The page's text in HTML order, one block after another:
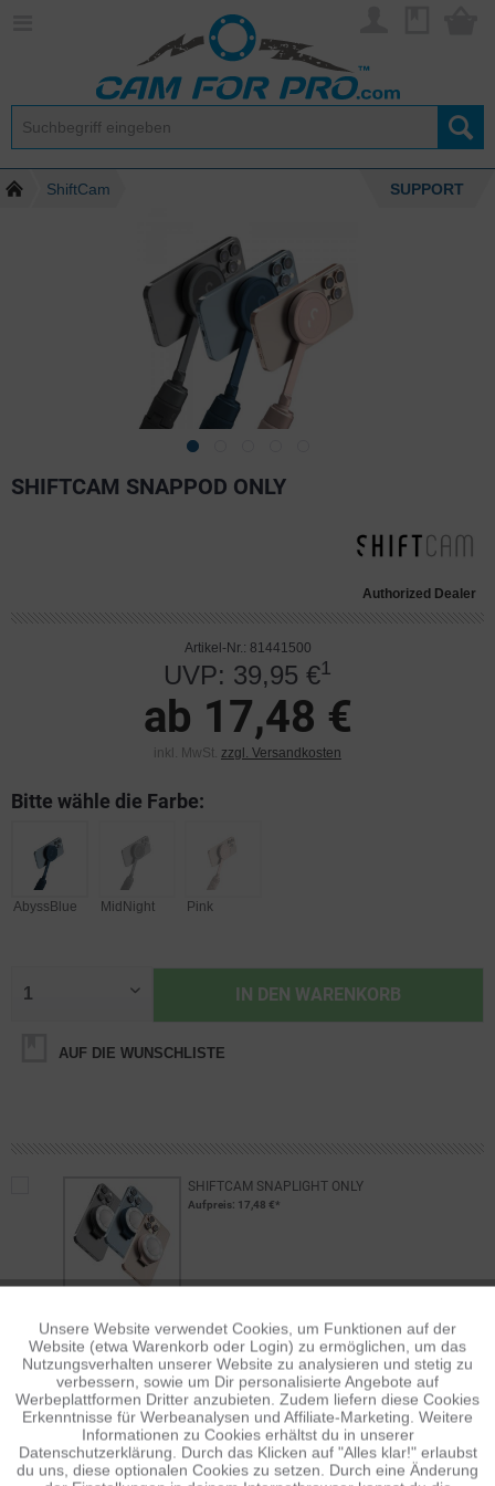
ShiftCam SUPPORT
SHIFTCAM SNAPPOD ONLY
Authorized Dealer
Artikel-Nr.: 81441500
UVP: 39,95 €1
ab 17,48 €
inkl. MwSt. zzgl. Versandkosten
Bitte wähle die Farbe:
AbyssBlue MidNight Pink
IN DEN WARENKORB
AUF DIE WUNSCHLISTE
SHIFTCAM SNAPLIGHT ONLY
Aufpreis: 17,48 €*
BESCHREIBUNG
Features SnapPod ist ein Schnellspanngriff und eine
Stativhalterung. Halte es als Selfie-Stick...mehr
BEWERTUNGEN
0
Bewertungen lesen, schreiben und diskutieren...mehr
Funktionale Aktiv
Tracking Inaktiv
Personalisierung Inaktiv
Unsere Website verwendet Cookies, um Funktionen auf der
Website (etwa Warenkorb oder Login) zu ermöglichen, um das
Nutzungsverhalten unserer Website zu analysieren und stetig zu
verbessern, sowie um Dir personalisierte Angebote auf
Werbeplattformen Dritter anzubieten. Zudem liefern diese Cookies
Erkenntnisse für Werbeanalysen und Affiliate-Marketing. Weitere
Informationen zu Cookies erhältst du in unserer
Datenschutzerklärung. Durch das Klicken auf "Alles klar!" erlaubst
du uns, diese optionalen Cookies zu setzen. Durch eine Änderung